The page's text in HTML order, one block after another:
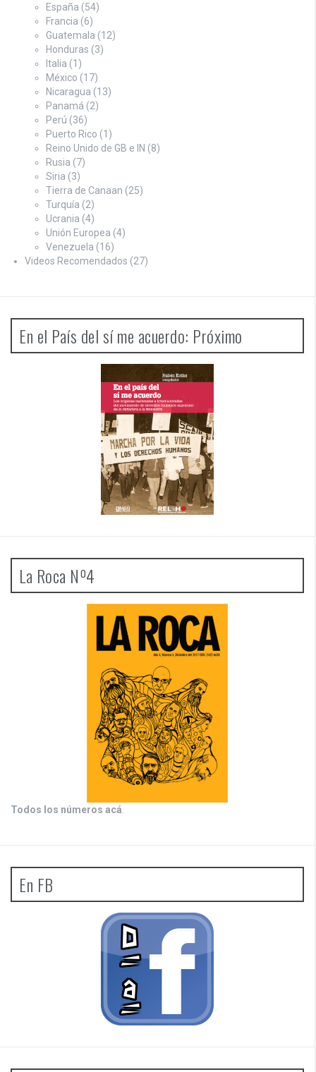
España (54)
Francia (6)
Guatemala (12)
Honduras (3)
Italia (1)
México (17)
Nicaragua (13)
Panamá (2)
Perú (36)
Puerto Rico (1)
Reino Unido de GB e IN (8)
Rusia (7)
Siria (3)
Tierra de Canaan (25)
Turquía (2)
Ucrania (4)
Unión Europea (4)
Venezuela (16)
Videos Recomendados (27)
En el País del sí me acuerdo: Próximo
La Roca Nº4
Todos los números acá
En FB